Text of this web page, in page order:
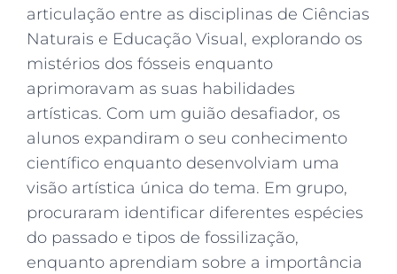
articulação entre as disciplinas de Ciências
Naturais e Educação Visual, explorando os
mistérios dos fósseis enquanto
aprimoravam as suas habilidades
artísticas. Com um guião desafiador, os
alunos expandiram o seu conhecimento
científico enquanto desenvolviam uma
visão artística única do tema. Em grupo,
procuraram identificar diferentes espécies
do passado e tipos de fossilização,
enquanto aprendiam sobre a importância